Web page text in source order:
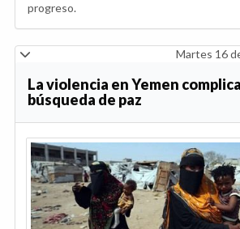
progreso.
Martes 16
La violencia en Yemen
búsqueda de paz